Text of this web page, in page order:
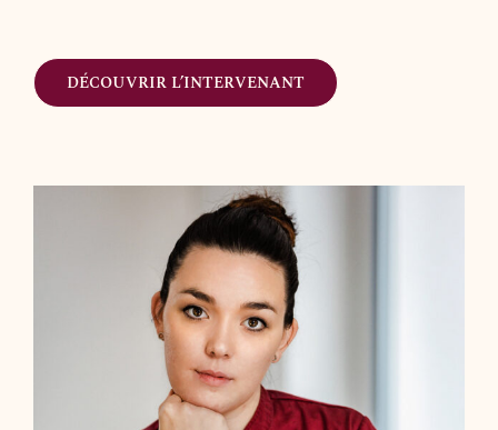
DÉCOUVRIR L’INTERVENANT